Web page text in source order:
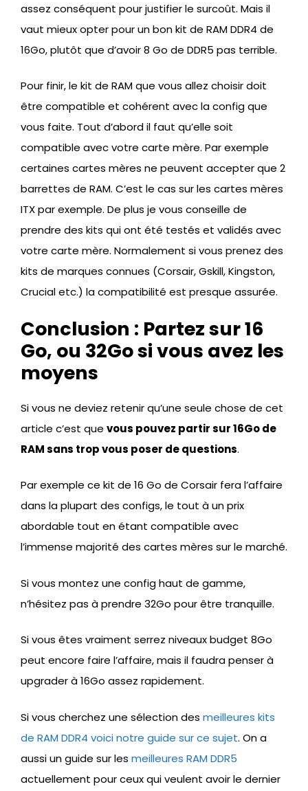
assez conséquent pour justifier le surcoût. Mais il
vaut mieux opter pour un bon kit de RAM DDR4 de
16Go, plutôt que d’avoir 8 Go de DDR5 pas terrible.
Pour finir, le kit de RAM que vous allez choisir doit
être compatible et cohérent avec la config que
vous faite. Tout d’abord il faut qu’elle soit
compatible avec votre carte mère. Par exemple
certaines cartes mères ne peuvent accepter que 2
barrettes de RAM. C’est le cas sur les cartes mères
ITX par exemple. De plus je vous conseille de
prendre des kits qui ont été testés et validés avec
votre carte mère. Normalement si vous prenez des
kits de marques connues (Corsair, Gskill, Kingston,
Crucial etc.) la compatibilité est presque assurée.
Conclusion : Partez sur 16
Go, ou 32Go si vous avez les
moyens
Si vous ne deviez retenir qu’une seule chose de cet
article c’est que vous pouvez partir sur 16Go de
RAM sans trop vous poser de questions.
Par exemple ce kit de 16 Go de Corsair fera l’affaire
dans la plupart des configs, le tout à un prix
abordable tout en étant compatible avec
l’immense majorité des cartes mères sur le marché.
Si vous montez une config haut de gamme,
n’hésitez pas à prendre 32Go pour être tranquille.
Si vous êtes vraiment serrez niveaux budget 8Go
peut encore faire l’affaire, mais il faudra penser à
upgrader à 16Go assez rapidement.
Si vous cherchez une sélection des meilleures kits
de RAM DDR4 voici notre guide sur ce sujet. On a
aussi un guide sur les meilleures RAM DDR5
actuellement pour ceux qui veulent avoir le dernier